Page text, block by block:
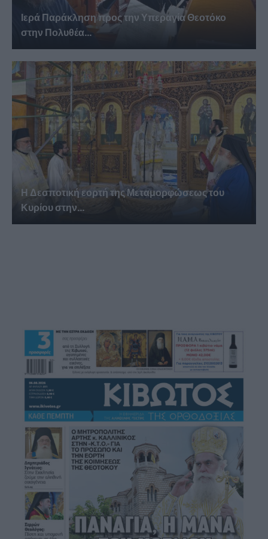
Ιερά Παράκληση προς την Υπεραγία Θεοτόκο
στην Πολυθέα...
Η Δεσποτική εορτή της Μεταμορφώσεως του
Κυρίου στην...